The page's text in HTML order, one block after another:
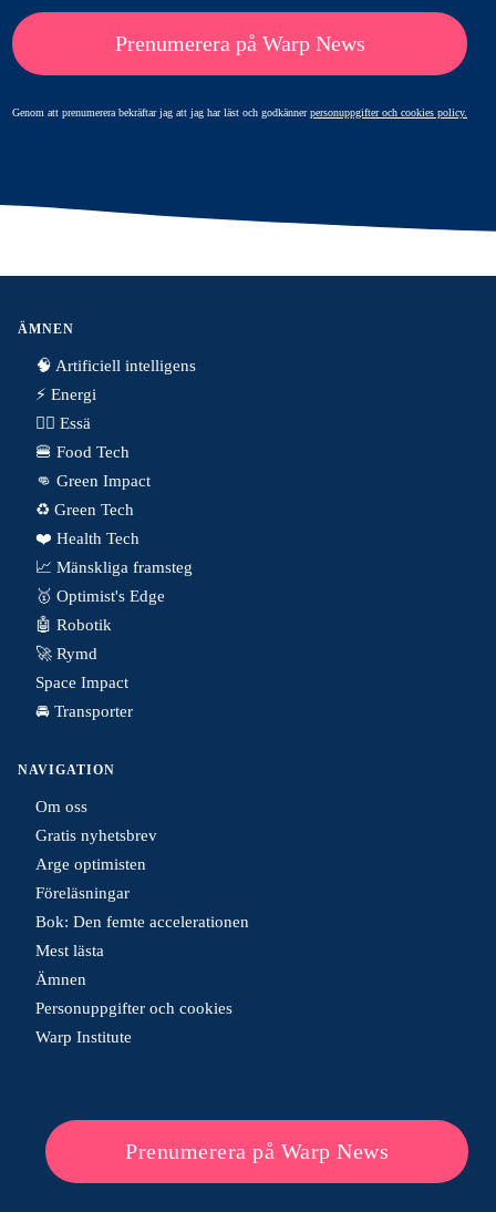
Prenumerera på Warp News
Genom att prenumerera bekräftar jag att jag har läst och godkännerpersonuppgifter och cookies policy.
ÄMNEN
🧠 Artificiell intelligens
⚡️ Energi
✍🏼 Essä
🍔 Food Tech
👊 Green Impact
♻️ Green Tech
❤️ Health Tech
📈 Mänskliga framsteg
🥇 Optimist's Edge
🤖 Robotik
🚀 Rymd
Space Impact
🚘 Transporter
NAVIGATION
Om oss
Gratis nyhetsbrev
Arge optimisten
Föreläsningar
Bok: Den femte accelerationen
Mest lästa
Ämnen
Personuppgifter och cookies
Warp Institute
Prenumerera på Warp News